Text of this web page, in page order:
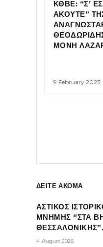
ΚΘΒΕ: “Σ’
ΑΚΟΥΤΕ”
ΜΟΝΗ
9 February 2023
ΔΕΙΤΕ ΑΚΟΜΑ
ΑΣΤΙΚΟΣ
ΜΝΗΜΗΣ “ΣΤΑ
ΘΕΣΣΑΛΟΝΙΚΗΣ”.
4 August 2026